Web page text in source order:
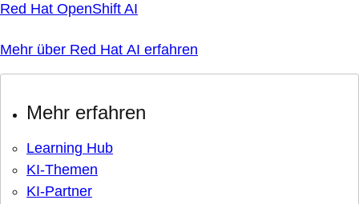
Red Hat OpenShift AI
Mehr über Red Hat AI erfahren
Mehr erfahren
Learning Hub
KI-Themen
KI-Partner